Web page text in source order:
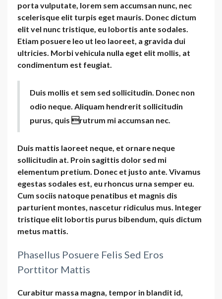
porta vulputate, lorem sem accumsan nunc, nec
scelerisque elit turpis eget mauris. Donec dictum
elit vel nunc tristique, eu lobortis ante sodales.
Etiam posuere leo ut leo laoreet, a gravida dui
ultricies. Morbi vehicula nulla eget elit mollis, at
condimentum est feugiat.
Duis mollis et sem sed sollicitudin. Donec non
odio neque. Aliquam hendrerit sollicitudin
purus, quis rutrum mi accumsan nec.
Duis mattis laoreet neque, et ornare neque
sollicitudin at. Proin sagittis dolor sed mi
elementum pretium. Donec et justo ante. Vivamus
egestas sodales est, eu rhoncus urna semper eu.
Cum sociis natoque penatibus et magnis dis
parturient montes, nascetur ridiculus mus. Integer
tristique elit lobortis purus bibendum, quis dictum
metus mattis.
Phasellus Posuere Felis Sed Eros
Porttitor Mattis
Curabitur massa magna, tempor in blandit id,